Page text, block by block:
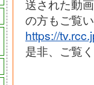
送された動
の方もご覧
https://
是非、ご覧